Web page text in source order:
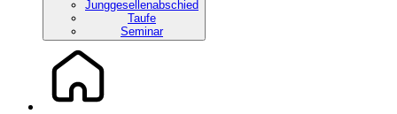
Junggesellenabschied
Taufe
Seminar